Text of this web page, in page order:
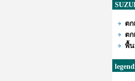
ต
ตก
พื้น